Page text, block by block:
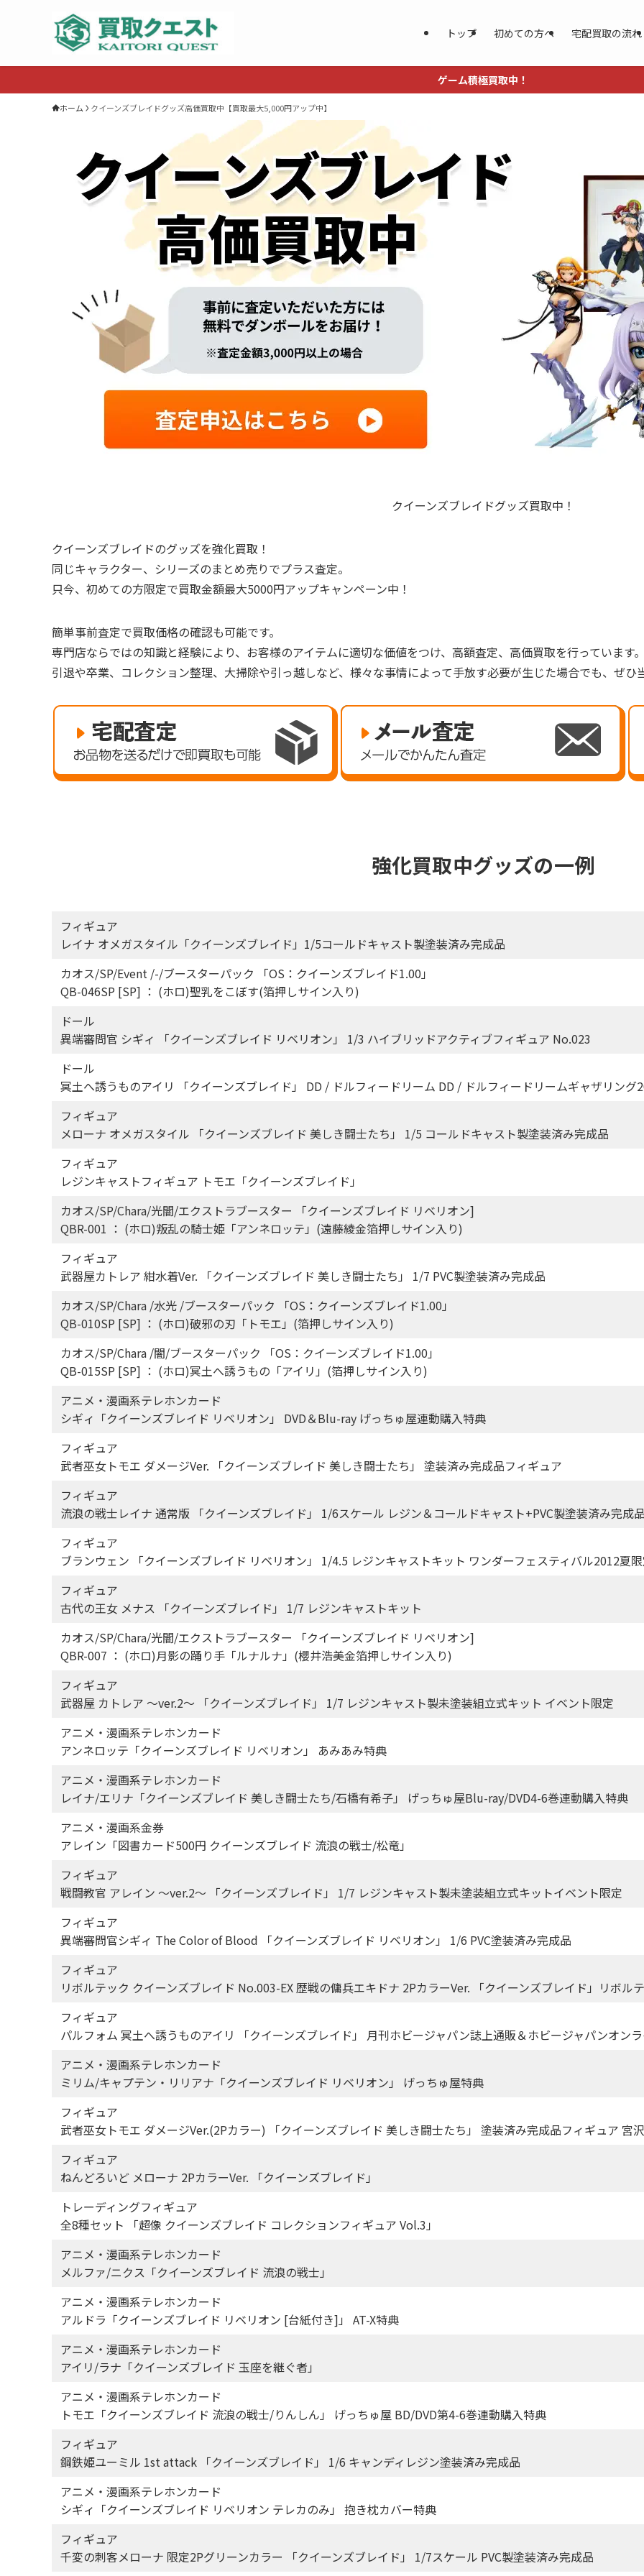
トップ 初めての方へ 宅配買取の流れ
ゲーム積極買取中！
ホーム クイーンズブレイドグッズ高価買取中【買取最大5,000円アップ中】
クイーンズブレイドグッズ買取中！
クイーンズブレイドのグッズを強化買取！
同じキャラクター、シリーズのまとめ売りでプラス査定。
只今、初めての方限定で買取金額最大5000円アップキャンペーン中！
簡単事前査定で買取価格の確認も可能です。
専門店ならではの知識と経験により、お客様のアイテムに適切な価値をつけ、高額査定、高価買取を行っています
引退や卒業、コレクション整理、大掃除や引っ越しなど、様々な事情によって手放す必要が生じた場合でも、ぜひ
強化買取中グッズの一例
フィギュア
レイナ オメガスタイル「クイーンズブレイド」1/5コールドキャスト製塗装済み完成品
カオス/SP/Event /-/ブースターパック 「OS：クイーンズブレイド1.00」
QB-046SP [SP] ： (ホロ)聖乳をこぼす(箔押しサイン入り)
ドール
異端審問官 シギィ 「クイーンズブレイド リベリオン」 1/3 ハイブリッドアクティブフィギュア No.023
ドール
冥土へ誘うものアイリ 「クイーンズブレイド」 DD / ドルフィードリーム DD / ドルフィードリームギャザリング
フィギュア
メローナ オメガスタイル 「クイーンズブレイド 美しき闘士たち」 1/5 コールドキャスト製塗装済み完成品
フィギュア
レジンキャストフィギュア トモエ「クイーンズブレイド」
カオス/SP/Chara/光闇/エクストラブースター 「クイーンズブレイド リベリオン]
QBR-001 ： (ホロ)叛乱の騎士姫「アンネロッテ」(遠藤綾金箔押しサイン入り)
フィギュア
武器屋カトレア 紺水着Ver. 「クイーンズブレイド 美しき闘士たち」 1/7 PVC製塗装済み完成品
カオス/SP/Chara /水光 /ブースターパック 「OS：クイーンズブレイド1.00」
QB-010SP [SP] ： (ホロ)破邪の刃「トモエ」(箔押しサイン入り)
カオス/SP/Chara /闇/ブースターパック 「OS：クイーンズブレイド1.00」
QB-015SP [SP] ： (ホロ)冥土へ誘うもの「アイリ」(箔押しサイン入り)
アニメ・漫画系テレホンカード
シギィ「クイーンズブレイド リベリオン」 DVD＆Blu-ray げっちゅ屋連動購入特典
フィギュア
武者巫女トモエ ダメージVer. 「クイーンズブレイド 美しき闘士たち」 塗装済み完成品フィギュア
フィギュア
流浪の戦士レイナ 通常版 「クイーンズブレイド」 1/6スケール レジン＆コールドキャスト+PVC製塗装済み完成
フィギュア
ブランウェン 「クイーンズブレイド リベリオン」 1/4.5 レジンキャストキット ワンダーフェスティバル2012夏
フィギュア
古代の王女 メナス 「クイーンズブレイド」 1/7 レジンキャストキット
カオス/SP/Chara/光闇/エクストラブースター 「クイーンズブレイド リベリオン]
QBR-007 ： (ホロ)月影の踊り手「ルナルナ」(櫻井浩美金箔押しサイン入り)
フィギュア
武器屋 カトレア ～ver.2～ 「クイーンズブレイド」 1/7 レジンキャスト製未塗装組立式キット イベント限定
アニメ・漫画系テレホンカード
アンネロッテ「クイーンズブレイド リベリオン」 あみあみ特典
アニメ・漫画系テレホンカード
レイナ/エリナ「クイーンズブレイド 美しき闘士たち/石橋有希子」 げっちゅ屋Blu-ray/DVD4-6巻連動購入特典
アニメ・漫画系金券
アレイン「図書カード500円 クイーンズブレイド 流浪の戦士/松竜」
フィギュア
戦闘教官 アレイン ～ver.2～ 「クイーンズブレイド」 1/7 レジンキャスト製未塗装組立式キットイベント限定
フィギュア
異端審問官シギィ The Color of Blood 「クイーンズブレイド リベリオン」 1/6 PVC塗装済み完成品
フィギュア
リボルテック クイーンズブレイド No.003-EX 歴戦の傭兵エキドナ 2PカラーVer. 「クイーンズブレイド」リボル
フィギュア
パルフォム 冥土へ誘うものアイリ 「クイーンズブレイド」 月刊ホビージャパン誌上通販＆ホビージャパンオン
アニメ・漫画系テレホンカード
ミリム/キャプテン・リリアナ「クイーンズブレイド リベリオン」 げっちゅ屋特典
フィギュア
武者巫女トモエ ダメージVer.(2Pカラー) 「クイーンズブレイド 美しき闘士たち」 塗装済み完成品フィギュア 宮
フィギュア
ねんどろいど メローナ 2PカラーVer. 「クイーンズブレイド」
トレーディングフィギュア
全8種セット 「超像 クイーンズブレイド コレクションフィギュア Vol.3」
アニメ・漫画系テレホンカード
メルファ/ニクス「クイーンズブレイド 流浪の戦士」
アニメ・漫画系テレホンカード
アルドラ「クイーンズブレイド リベリオン [台紙付き]」 AT-X特典
アニメ・漫画系テレホンカード
アイリ/ラナ「クイーンズブレイド 玉座を継ぐ者」
アニメ・漫画系テレホンカード
トモエ「クイーンズブレイド 流浪の戦士/りんしん」 げっちゅ屋 BD/DVD第4-6巻連動購入特典
フィギュア
鋼鉄姫ユーミル 1st attack 「クイーンズブレイド」 1/6 キャンディレジン塗装済み完成品
アニメ・漫画系テレホンカード
シギィ「クイーンズブレイド リベリオン テレカのみ」 抱き枕カバー特典
フィギュア
千変の刺客メローナ 限定2Pグリーンカラー 「クイーンズブレイド」 1/7スケール PVC製塗装済み完成品